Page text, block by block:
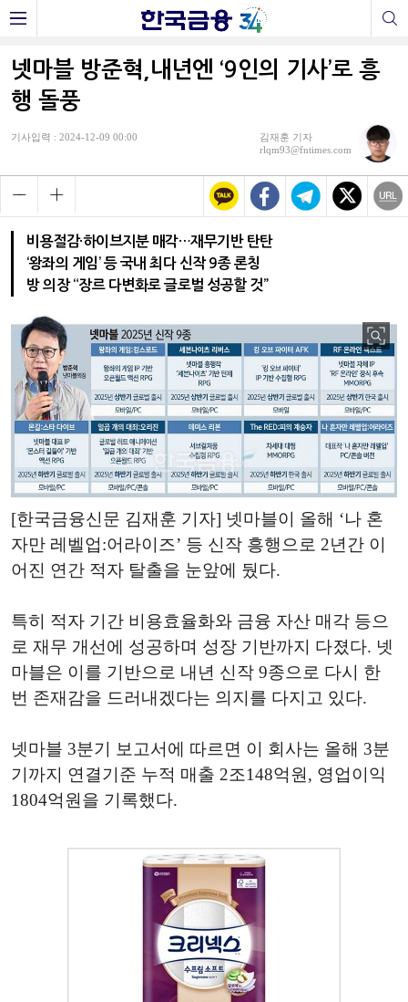
넷마블 방준혁,내년엔 ‘9인의 기사’로 흥
행 돌풍
기사입력 : 2024-12-09 00:00
김재훈 기자
rlqm93@fntimes.com
비용절감·하이브지분 매각…재무기반 탄탄
‘왕좌의 게임’ 등 국내 최다 신작 9종 론칭
방 의장 “장르 다변화로 글로벌 성공할 것”
[한국금융신문 김재훈 기자] 넷마블이 올해 ‘나 혼
자만 레벨업:어라이즈’ 등 신작 흥행으로 2년간 이
어진 연간 적자 탈출을 눈앞에 뒀다.
특히 적자 기간 비용효율화와 금융 자산 매각 등으
로 재무 개선에 성공하며 성장 기반까지 다졌다. 넷
마블은 이를 기반으로 내년 신작 9종으로 다시 한
번 존재감을 드러내겠다는 의지를 다지고 있다.
넷마블 3분기 보고서에 따르면 이 회사는 올해 3분
기까지 연결기준 누적 매출 2조148억원, 영업이익
1804억원을 기록했다.